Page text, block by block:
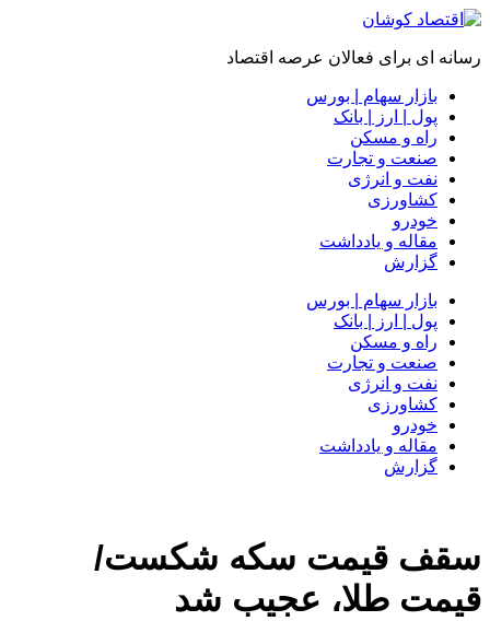
رسانه ای برای فعالان عرصه اقتصاد
بازار سهام | بورس
پول | ارز | بانک
راه و مسکن
صنعت و تجارت
نفت و انرژی
کشاورزی
خودرو
مقاله و یادداشت
گزارش
بازار سهام | بورس
پول | ارز | بانک
راه و مسکن
صنعت و تجارت
نفت و انرژی
کشاورزی
خودرو
مقاله و یادداشت
گزارش
سقف قیمت سکه شکست/
قیمت طلا، عجیب شد